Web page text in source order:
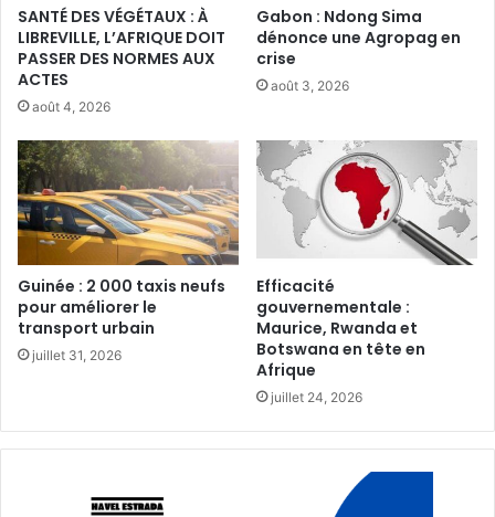
SANTÉ DES VÉGÉTAUX : À
LIBREVILLE, L’AFRIQUE DOIT
PASSER DES NORMES AUX
ACTES
août 4, 2026
Gabon : Ndong Sima
dénonce une Agropag en
crise
août 3, 2026
Guinée : 2 000 taxis neufs
pour améliorer le
transport urbain‎
juillet 31, 2026
Efficacité
gouvernementale :
Maurice, Rwanda et
Botswana en tête en
Afrique‎
juillet 24, 2026